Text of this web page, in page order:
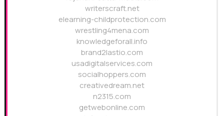
writerscraft.net
elearning-childprotection.com
wrestling4mena.com
knowledgeforall.info
brand2lastio.com
usadigitalservices.com
socialhoppers.com
creativedream.net
n2315.com
getwebonline.com